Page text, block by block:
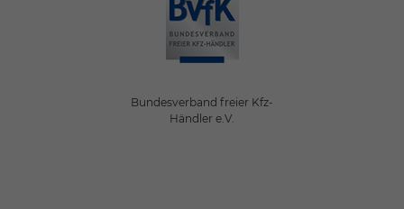
Bundesverband freier Kfz-
Händler e.V.